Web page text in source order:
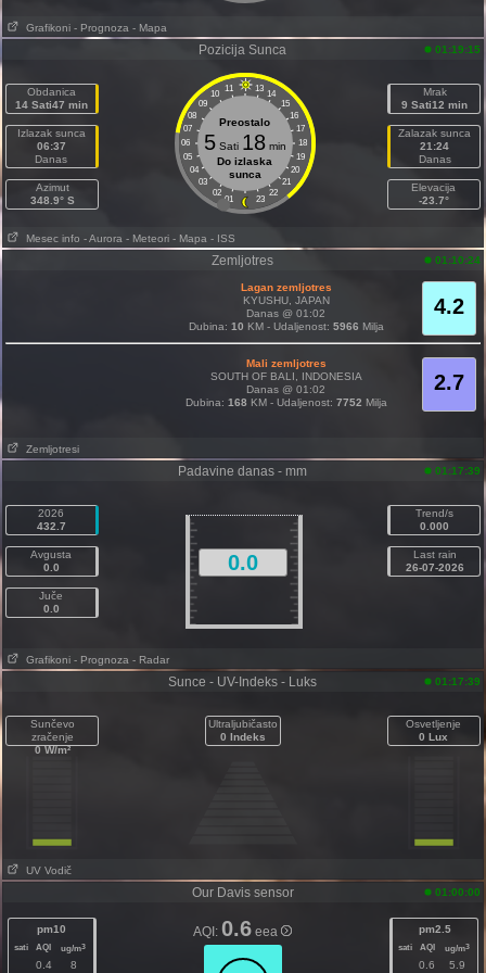
Grafikoni - Prognoza - Mapa
Pozicija Sunca 01:19:15
Obdanica
14 Sati47 min
Izlazak sunca
06:37
Danas
Azimut
348.9° S
11 13
10
14
09
15
08
16
07
17
06
18
05
19
04
20
03
21
02
22
01 23
Preostalo
5Sati 18min
Do izlaska
sunca
Mrak
9 Sati12 min
Zalazak sunca
21:24
Danas
Elevacija
-23.7°
Mesec info - Aurora - Meteori - Mapa - ISS
Zemljotres 01:10:24
4.2
Lagan zemljotres
KYUSHU, JAPAN
Danas @ 01:02
Dubina: 10 KM - Udaljenost: 5966 Milja
2.7
Mali zemljotres
SOUTH OF BALI, INDONESIA
Danas @ 01:02
Dubina: 168 KM - Udaljenost: 7752 Milja
Zemljotresi
Padavine danas - mm 01:17:39
2026
432.7
Avgusta
0.0
Juče
0.0
0.0
Trend/s
0.000
Last rain
26-07-2026
Grafikoni - Prognoza - Radar
Sunce - UV-Indeks - Luks 01:17:39
Sunčevo
zračenje
0 W/m²
Ultraljubičasto
0 Indeks
Osvetljenje
0 Lux
UV Vodič
Our Davis sensor 01:00:00
pm10
sati AQI ug/m3
0.4 8
AQI:0.6 eea pm2.5
sati AQI ug/m3
0.6 5.9